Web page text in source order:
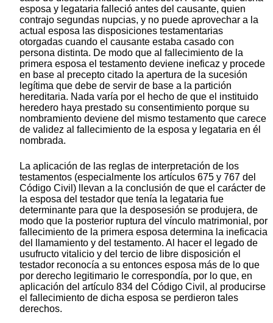
esposa y legataria falleció antes del causante, quien
contrajo segundas nupcias, y no puede aprovechar a la
actual esposa las disposiciones testamentarias
otorgadas cuando el causante estaba casado con
persona distinta. De modo que al fallecimiento de la
primera esposa el testamento deviene ineficaz y procede
en base al precepto citado la apertura de la sucesión
legítima que debe de servir de base a la partición
hereditaria. Nada varía por el hecho de que el instituido
heredero haya prestado su consentimiento porque su
nombramiento deviene del mismo testamento que carece
de validez al fallecimiento de la esposa y legataria en él
nombrada.
La aplicación de las reglas de interpretación de los
testamentos (especialmente los artículos 675 y 767 del
Código Civil) llevan a la conclusión de que el carácter de
la esposa del testador que tenía la legataria fue
determinante para que la desposesión se produjera, de
modo que la posterior ruptura del vínculo matrimonial, por
fallecimiento de la primera esposa determina la ineficacia
del llamamiento y del testamento. Al hacer el legado de
usufructo vitalicio y del tercio de libre disposición el
testador reconocía a su entonces esposa más de lo que
por derecho legitimario le correspondía, por lo que, en
aplicación del artículo 834 del Código Civil, al producirse
el fallecimiento de dicha esposa se perdieron tales
derechos.